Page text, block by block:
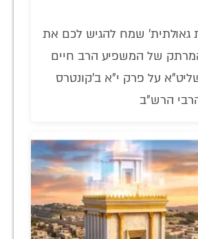
גאולתית' שמח להגיש לכם את
של המשפיע הרב חיים
על פרק י"א ב'קונטרס
הרש"ב